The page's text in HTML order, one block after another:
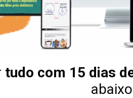
tudo com 15 dias